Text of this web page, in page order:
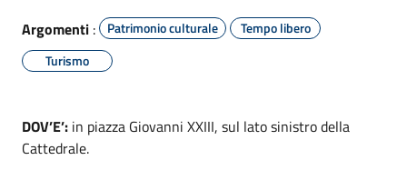
Argomenti : Patrimonio culturale
Tempo libero
Turismo
DOV’E’: in piazza Giovanni XXIII, sul lato sinistro della
Cattedrale.